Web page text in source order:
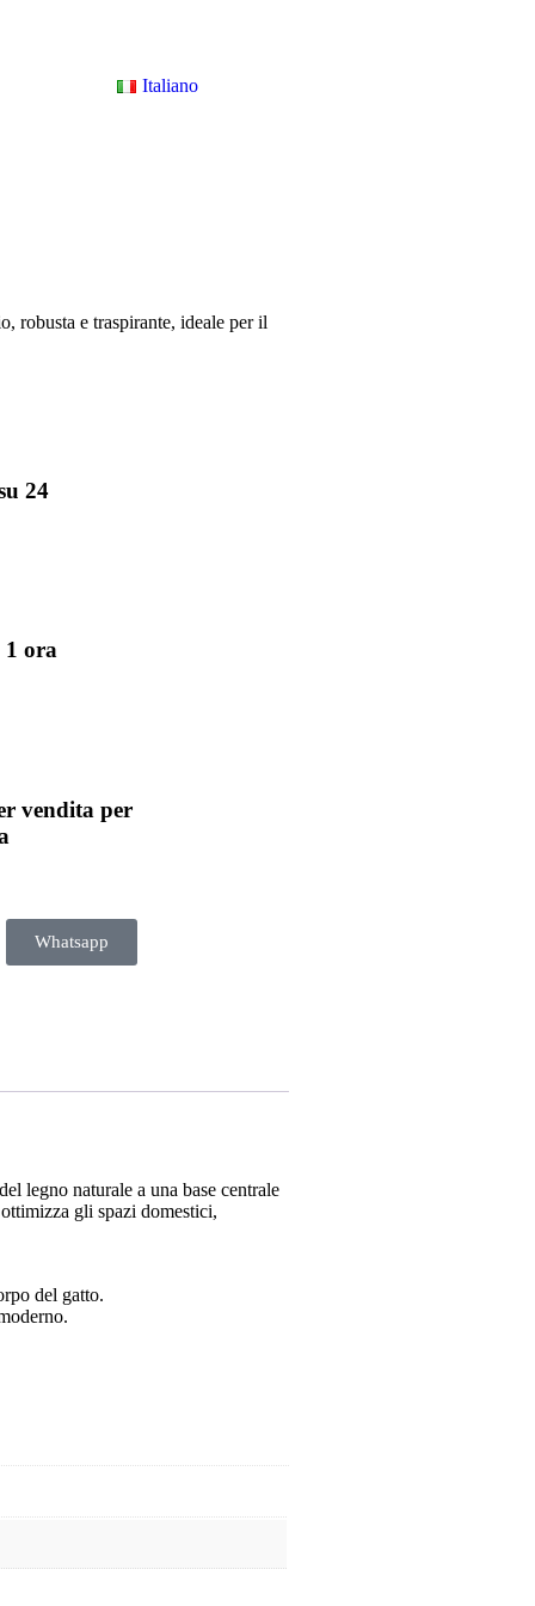
Italiano
robusta e traspirante, ideale per il
24
1 ora
vendita per
Whatsapp
legno naturale a una base centrale
gli spazi domestici,
del gatto.